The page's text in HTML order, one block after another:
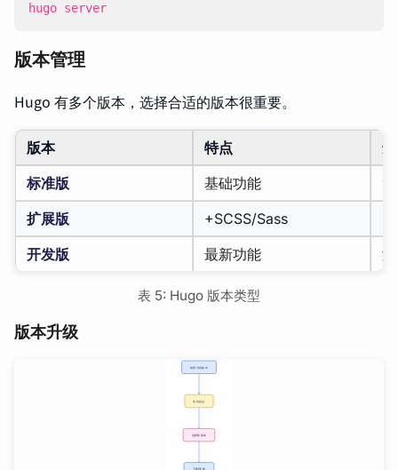
hugo server
版本管理
Hugo 有多个版本，选择合适的版本很重要。
版本 特点
标准版
基础功能
扩展版
+SCSS/Sass
开发版
最新功能
表 5: Hugo 版本类型
版本升级